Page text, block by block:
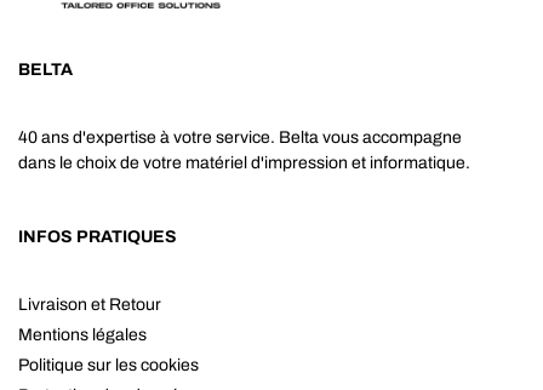
BELTA
40 ans d'expertise à votre service. Belta vous accompagne
dans le choix de votre matériel d'impression et informatique.
INFOS PRATIQUES
Livraison et Retour
Mentions légales
Politique sur les cookies